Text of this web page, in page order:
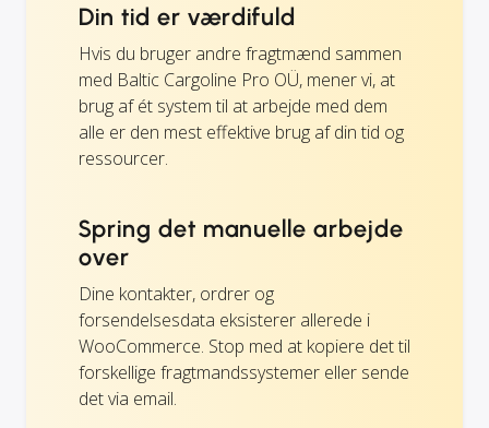
Din tid er værdifuld
Hvis du bruger andre fragtmænd sammen
med Baltic Cargoline Pro OÜ, mener vi, at
brug af ét system til at arbejde med dem
alle er den mest effektive brug af din tid og
ressourcer.
Spring det manuelle arbejde
over
Dine kontakter, ordrer og
forsendelsesdata eksisterer allerede i
WooCommerce. Stop med at kopiere det til
forskellige fragtmandssystemer eller sende
det via email.